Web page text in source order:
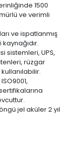
1500
ve verimli
ve ispatlanmış
sistemleri, UPS,
rüzgar
ISO9001,
sertifikalarına
jel aküler 2 yıl